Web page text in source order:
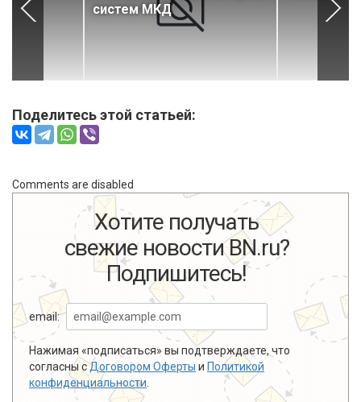
систем МКД
Поделитесь этой статьей:
Comments are disabled
Хотите получать
свежие новости BN.ru?
Подпишитесь!
email:
Нажимая «подписаться» вы подтверждаете, что
согласны сДоговором Оферты и Политикой
конфиденциальности